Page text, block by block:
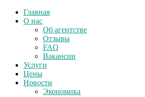
Главная
О нас
Об агентстве
Отзывы
FAQ
Вакансии
Услуги
Цены
Новости
Экономика